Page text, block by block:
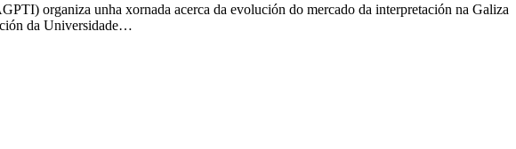
organiza unha xornada acerca da evolución do mercado da interpretación na Galiza
da Universidade…